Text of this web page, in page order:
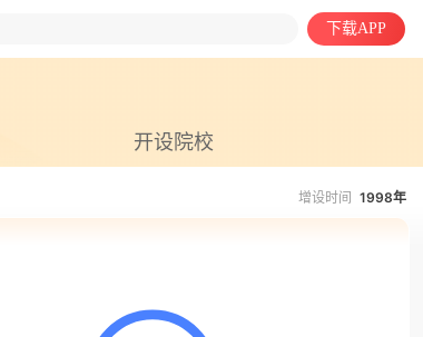
下载APP
开设院校
增设时间 1998年